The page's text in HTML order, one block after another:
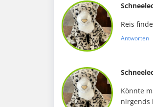
Reis
Antworten
Könnte
nirgends